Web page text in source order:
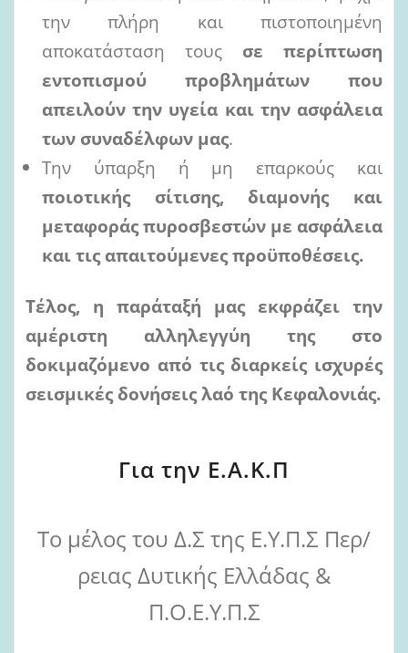
την πλήρη και πιστοποιημένη
αποκατάσταση τους σε
περίπτωση
εντοπισμού
προβλημάτων
που
απειλούν την υγεία και την ασφάλεια
των συναδέλφων μας.
Την ύπαρξη ή μη επαρκούς και
ποιοτικής
σίτισης, διαμονής
και
μεταφοράς πυροσβεστών με ασφάλεια
και τις απαιτούμενες προϋποθέσεις.
Τέλος, η παράταξή μας εκφράζει την
αμέριστη αλληλεγγύη της στο
δοκιμαζόμενο από τις διαρκείς ισχυρές
σεισμικές δονήσεις λαό της Κεφαλονιάς.
Για την Ε.Α.Κ.Π
Το μέλος του Δ.Σ της Ε.Υ.Π.Σ Περ/
ρειας Δυτικής Ελλάδας &
Π.Ο.Ε.Υ.Π.Σ